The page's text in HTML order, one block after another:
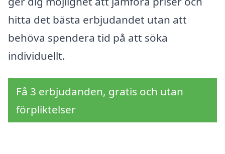
hitta det bästa erbjudandet utan att
behöva spendera tid på att söka
individuellt.
Få 3 erbjudanden, gratis och utan
förpliktelser